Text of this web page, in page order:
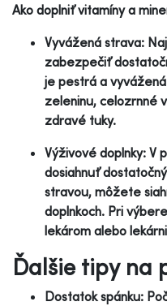
Ako doplniť vitamíny a
Vyvážená strava:
zabezpečiť
je pestrá a
zeleninu, celozrnné
zdravé tuky.
Výživové doplnky: V
dosiahnuť
stravou, môžete
doplnkoch. Pri
lekárom alebo
Ďalšie tipy na
Dostatok spánku: